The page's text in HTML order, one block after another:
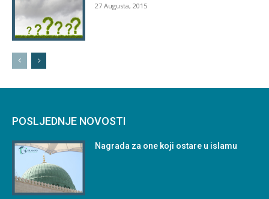
27 Augusta, 2015
POSLJEDNJE NOVOSTI
Nagrada za one koji ostare u islamu